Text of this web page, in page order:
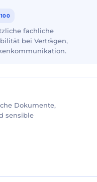
fachliche
bei Verträgen,
Dokumente,
sensible